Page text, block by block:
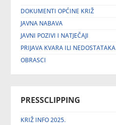
DOKUMENTI OPĆINE KRIŽ
JAVNA NABAVA
JAVNI POZIVI I NATJEČAJI
PRIJAVA KVARA ILI NEDOSTATAKA
OBRASCI
PRESSCLIPPING
KRIŽ INFO 2025.